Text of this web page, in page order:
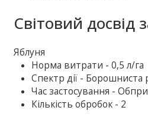
Світовий досвід
Яблуня
Норма витрати - 0,5 л/га
Спектр дії - Борошниста
Час застосування -
Кількість обробок - 2